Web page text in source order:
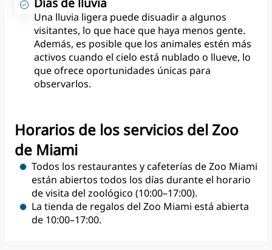
Una lluvia ligera puede disuadir a algunos
visitantes, lo que hace que haya menos gente.
Además, es posible que los animales estén más
activos cuando el cielo está nublado o llueve, lo
que ofrece oportunidades únicas para
observarlos.
Horarios de los servicios del Zoo
de Miami
Todos los restaurantes y cafeterías de Zoo Miami
están abiertos todos los días durante el horario
de visita del zoológico (10:00–17:00).
La tienda de regalos del Zoo Miami está abierta
de 10:00–17:00.